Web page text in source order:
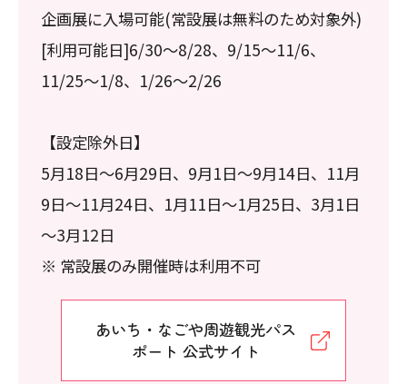
企画展に入場可能(常設展は無料のため対象外)
[利用可能日]6/30～8/28、9/15～11/6、
11/25～1/8、1/26～2/26
【設定除外日】
5月18日～6月29日、9月1日～9月14日、11月
9日～11月24日、1月11日～1月25日、3月1日
～3月12日
※ 常設展のみ開催時は利用不可
あいち・なごや周遊観光パス
ポート 公式サイト